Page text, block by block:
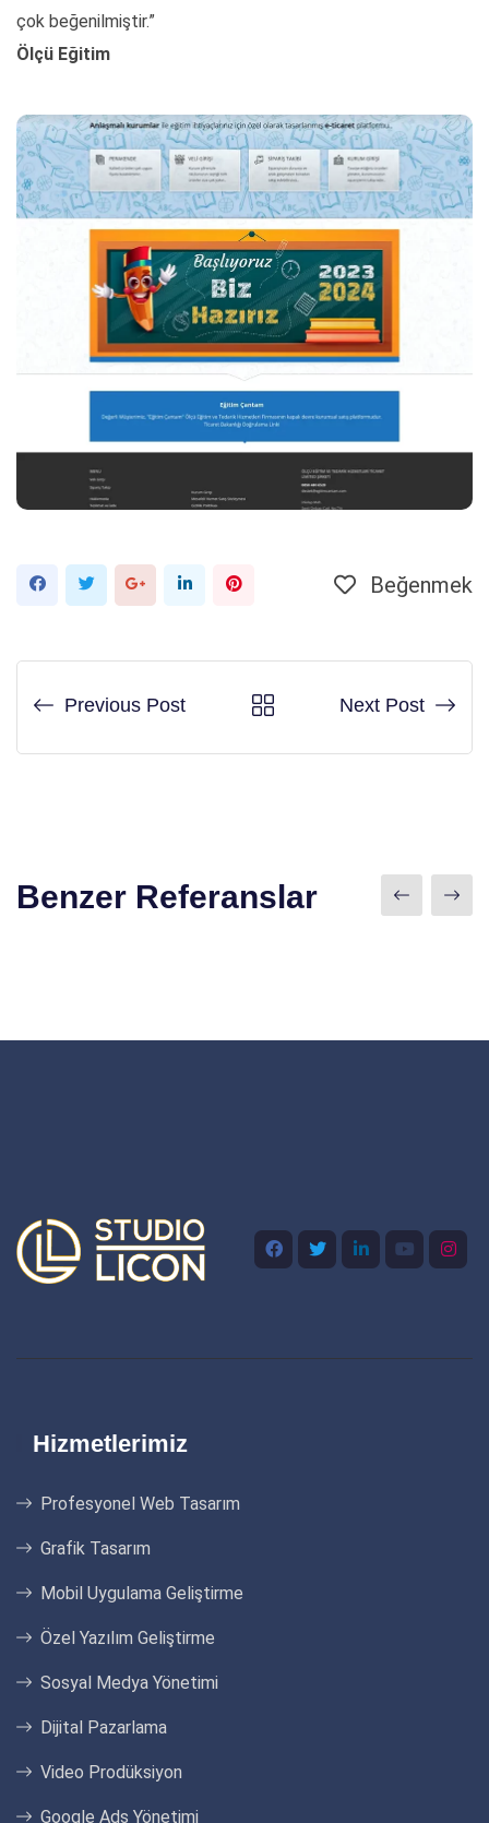
çok beğenilmiştir.”
Ölçü Eğitim
Google+LinkedInPinterest'in Beğenmek
Previous Post Next Post
Benzer Referanslar
Hizmetlerimiz
Profesyonel Web Tasarım
Grafik Tasarım
Mobil Uygulama Geliştirme
Özel Yazılım Geliştirme
Sosyal Medya Yönetimi
Dijital Pazarlama
Video Prodüksiyon
Google Ads Yönetimi